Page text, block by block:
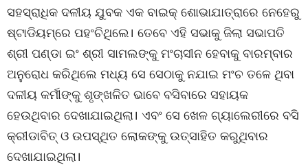
ସହସ୍ରାଧିକ ଦଳୀୟ ଯୁବକ ଏକ ବାଇକ୍ ଶୋଭାଯାତ୍ରାରେ ନେହେରୁ
ଷ୍ଟାଡିୟମ୍‌ରେ ପହଂଚିଥିଲେ। ତେବେ ଏହି ସଭାକୁ ଜିଲା ସଭାପତି
ଶ୍ରୀ ପଣ୍ଡା ଇଂ ଶ୍ରୀ ସାମଲଙ୍କୁ ମଂଚାସୀନ ହେବାକୁ ବାରମ୍ବାର
ଅନୁରୋଧ କରିଥିଲେ ମଧ୍ୟ ସେ ସେଠାକୁ ନଯାଇ ମଂଚ ତଳେ ଥିବା
ଦଳୀୟ କର୍ମୀଙ୍କୁ ଶୃଙ୍ଖଳିତ ଭାବେ ବସିବାରେ ସହାୟକ
ହେଉଥିବାର ଦେଖାଯାଇଥିଲା। ଏବଂ ସେ ଖେଳ ଗ୍ୟାଲେରୀରେ ବସି
କ୍ରୀଡାବିତ୍ ଓ ଉପସ୍ଥିତ ଲୋକଙ୍କୁ ଉତ୍ସାହିତ କରୁଥିବାର
ଦେଖାଯାଇଥିଲା।